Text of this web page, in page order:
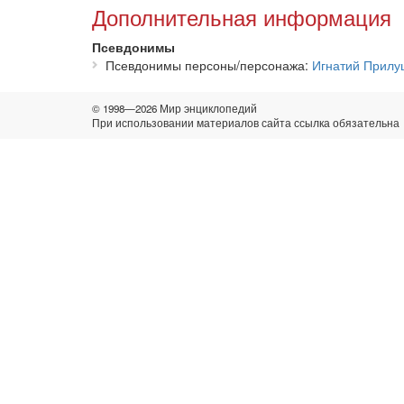
Дополнительная информация
Псевдонимы
Псевдонимы персоны/персонажа Игнатий
© 1998—2026 Мир энциклопедий
При использовании материалов сайта ссылка обязательна